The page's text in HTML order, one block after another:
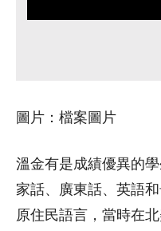
圖片：檔案圖片
溫金有是成績優異的
家話、廣東話、英語
原住民語言，當時在